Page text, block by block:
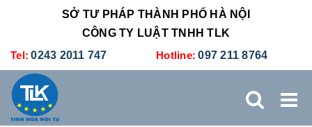
SỞ TƯ PHÁP THÀNH PHỐ HÀ NỘI
CÔNG TY LUẬT TNHH TLK
Tel: 0243 2011 747 Hotline: 097 211 8764